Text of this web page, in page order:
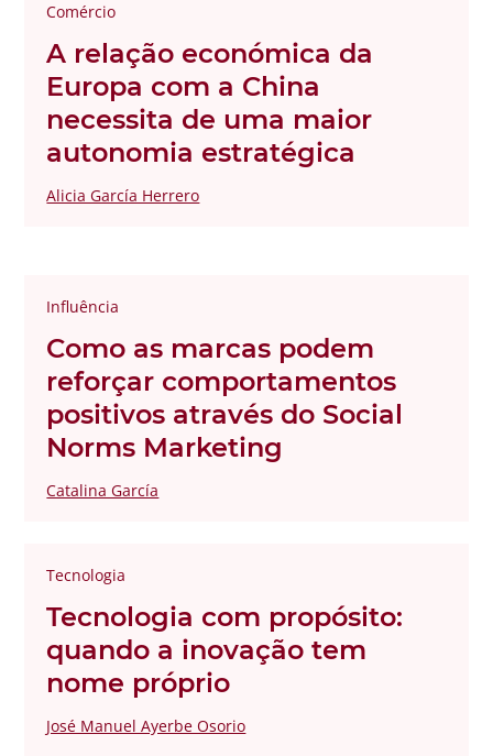
Comércio
A relação económica da
Europa com a China
necessita de uma maior
autonomia estratégica
Alicia García Herrero
Influência
Como as marcas podem
reforçar comportamentos
positivos através do Social
Norms Marketing
Catalina García
Tecnologia
Tecnologia com propósito:
quando a inovação tem
nome próprio
José Manuel Ayerbe Osorio